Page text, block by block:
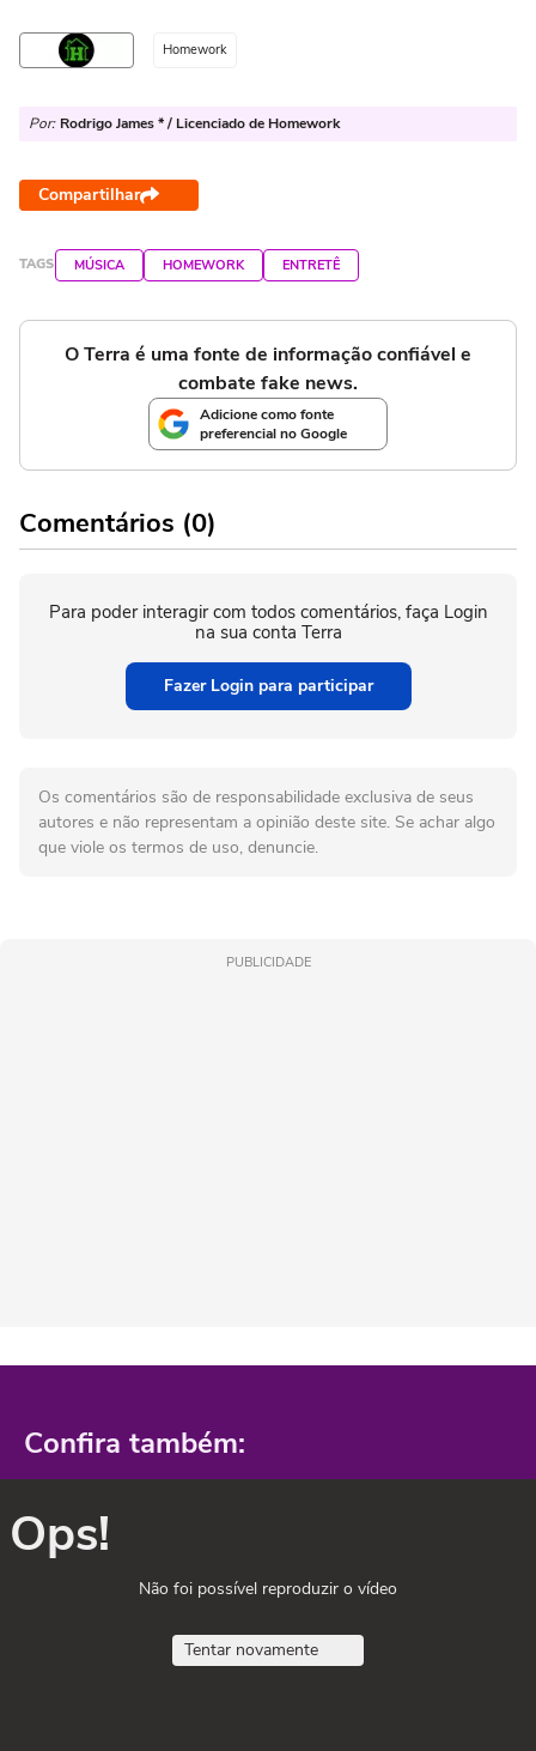
Homework
Por: Rodrigo James * / Licenciado de Homework
Compartilhar
TAGS MÚSICA HOMEWORK ENTRETÊ
O Terra é uma fonte de informação confiável e
combate fake news.
Adicione como fonte
preferencial no Google
Comentários (0)
Para poder interagir com todos comentários, faça Login
na sua conta Terra
Fazer Login para participar
Os comentários são de responsabilidade exclusiva de seus
autores e não representam a opinião deste site. Se achar algo
que viole os termos de uso, denuncie.
PUBLICIDADE
Confira também:
Ops!
Não foi possível reproduzir o vídeo
Tentar novamente